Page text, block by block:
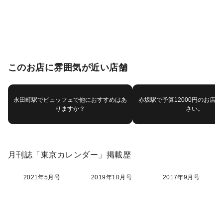
このお店に雰囲気が近い店舗
永田町駅でビュッフェで他におすすめはあ
りますか？
赤坂駅で予算12000円のお店を
さい。
月刊誌「東京カレンダー」掲載歴
2021年5月号 2019年10月号 2017年9月号